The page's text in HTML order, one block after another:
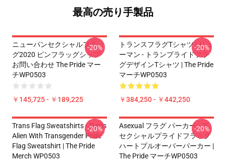
最高の売り手製品
ニューパンセクシャルフラッ
グ2020 ピンフラッグシップ
お問い合わせ The Pride マー
チWP0503
￥145,725 - ￥189,225
-20%
トランスフラグTシャツ - ヒュ
ーマン - トランプライドフラ
グデザインTシャツ | The Pride
マーチWP0503
￥384,250 - ￥442,250
-20%
Trans Flag Sweatshirts - Trans
Alien With Transgender Pride
Flag Sweatshirt | The Pride
Merch WP0503
-20%
Asexual フラグ パーカー - ア
セクシャルプライドフラッグ
ハートプルオーバーパーカー |
The Pride マーチWP0503
-20%